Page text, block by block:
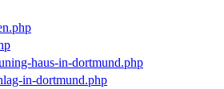
haus-in-dortmund.php
in-dortmund.php